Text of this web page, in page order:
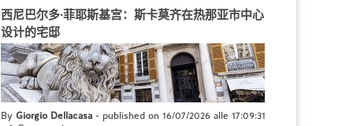
西尼巴尔多·菲耶斯基宫：斯卡莫齐在热那亚市中心
设计的宅邸
By Giorgio Dellacasa - published on 16/07/2026 alle 17:09:31